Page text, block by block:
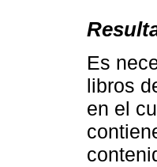
Es
libros
en el